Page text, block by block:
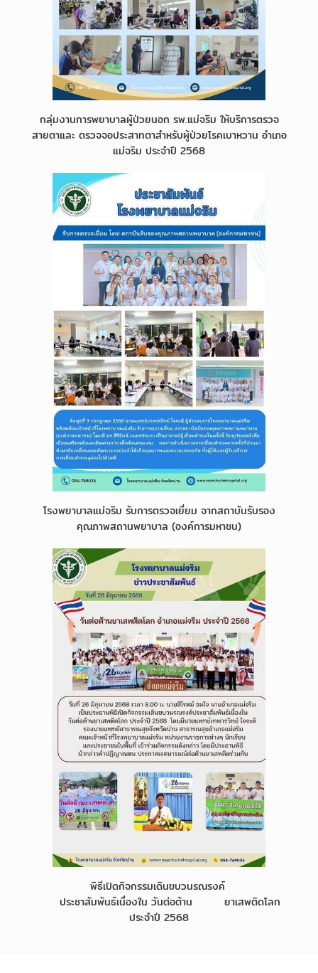
กลุ่มงานการพยาบาลผู้ป่วยนอก รพ.แม่จริม ให้บริการตรวจ
สายตาและ ตรวจจอประสาทตาสำหรับผู้ป่วยโรคเบาหวาน อำเภอ
แม่จริม ประจำปี 2568
โรงพยาบาลแม่จริม รับการตรวจเยี่ยม จากสถาบันรับรอง
คุณภาพสถานพยาบาล (องค์การมหาชน)
พิธีเปิดกิจกรรมเดินขบวนรณรงค์
ประชาสัมพันธ์เนื่องใน วันต่อต้าน ยาเสพติดโลก
ประจำปี 2568